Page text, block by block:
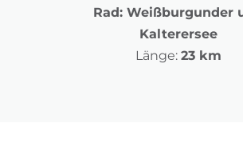
Rad: Weißburgunder
Kalterersee
Länge: 23 km